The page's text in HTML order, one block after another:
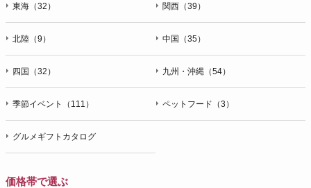
東海（32） 関西（39）
北陸（9） 中国（35）
四国（32） 九州・沖縄（54）
季節イベント（111） ペットフード（3）
グルメギフトカタログ
価格帯で選ぶ